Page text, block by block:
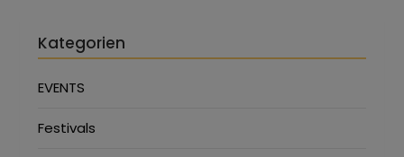
Kategorien
EVENTS
Festivals